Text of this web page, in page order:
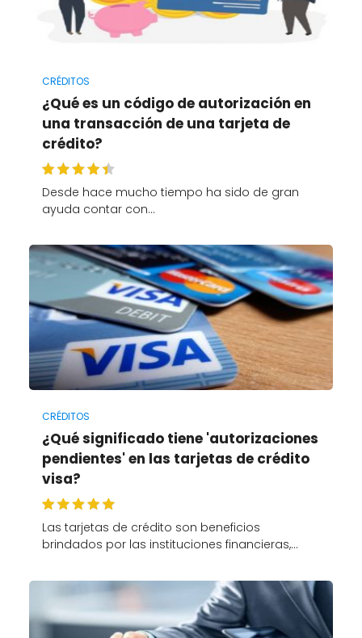
CRÉDITOS
¿Qué es un código de autorización en
una transacción de una tarjeta de
crédito?
Desde hace mucho tiempo ha sido de gran
ayuda contar con…
CRÉDITOS
¿Qué significado tiene 'autorizaciones
pendientes' en las tarjetas de crédito
visa?
Las tarjetas de crédito son beneficios
brindados por las instituciones financieras,…